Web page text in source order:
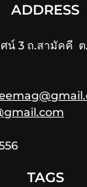
ADDRESS
น์ 3 ถ.สามัคคี ต
TAGS